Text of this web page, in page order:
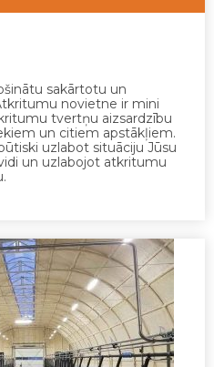
sakārtotu un
novietne ir mini
tvertņu aizsardzību
un citiem apstākļiem.
uzlabot situāciju Jūsu
un uzlabojot atkritumu